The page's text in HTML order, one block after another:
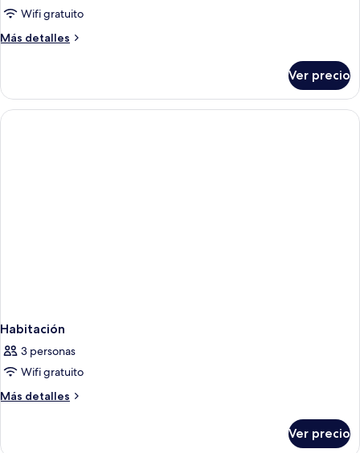
Wifi gratuito
Más detalles
Más
Ver precio
Habitación
3 personas
Wifi gratuito
Más detalles
Más
Ver precio